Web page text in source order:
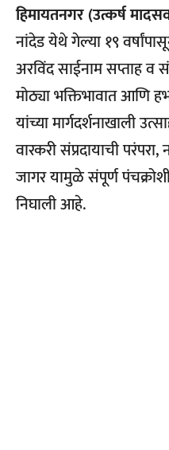
हिमायतनगर (उत्कर्ष
नांदेड येथे गेल्या १९
अरविंद साईनाम सप्ताह व
मोठ्या भक्तिभावात आणि
यांच्या मार्गदर्शनाखाली
वारकरी संप्रदायाची
जागर यामुळे संपूर्ण
निघाली आहे.